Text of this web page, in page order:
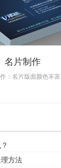
名片制作
：名片版面颜色丰富
方法